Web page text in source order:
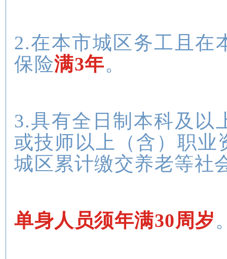
2.在本市城区务工且在
保险满3年。
3.具有全日制本科及以
或技师以上（含）职业
城区累计缴交养老等社
单身人员须年满30周岁